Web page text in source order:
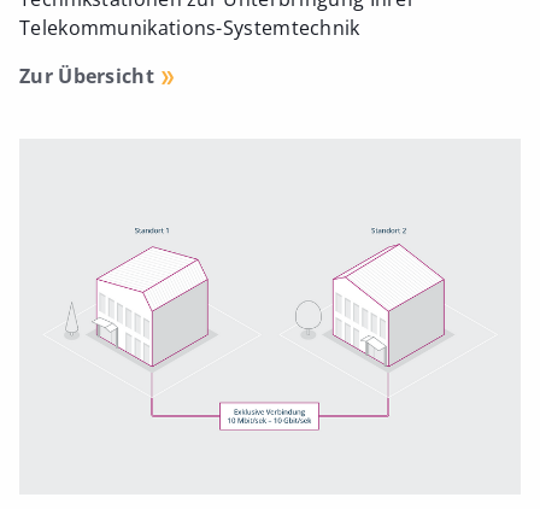
Telekommunikations-Systemtechnik
Zur Übersicht